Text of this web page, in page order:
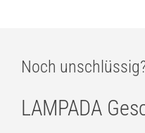
Noch
LAMPADA